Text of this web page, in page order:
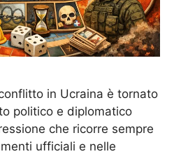
in Ucraina è tornato
politico e diplomatico
che ricorre sempre
ufficiali e nelle